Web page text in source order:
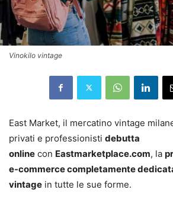
Vinokilo vintage
East Market, il mercatino vintage
privati e professionisti debutta
online con Eastmarketplace.com, la
e-commerce completamente
vintage in tutte le sue forme.